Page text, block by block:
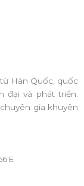
Hàn Quốc, quốc
đại và phát triển.
gia khuyên
E